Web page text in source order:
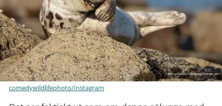
comedywildlifephoto/Instagram